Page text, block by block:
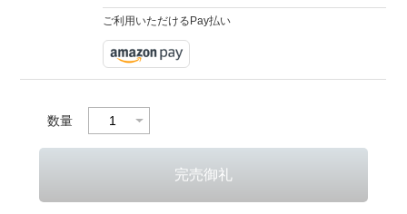
ご利用いただけるPay払い
数量